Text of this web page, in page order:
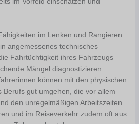
im Lenken und Rangieren
angemessenes technisches
Fahrtüchtigkeit ihres Fahrzeugs
Mängel diagnostizieren
können mit den physischen
Berufs gut umgehen, die vor allem
den unregelmäßigen Arbeitszeiten
und im Reiseverkehr zudem oft aus